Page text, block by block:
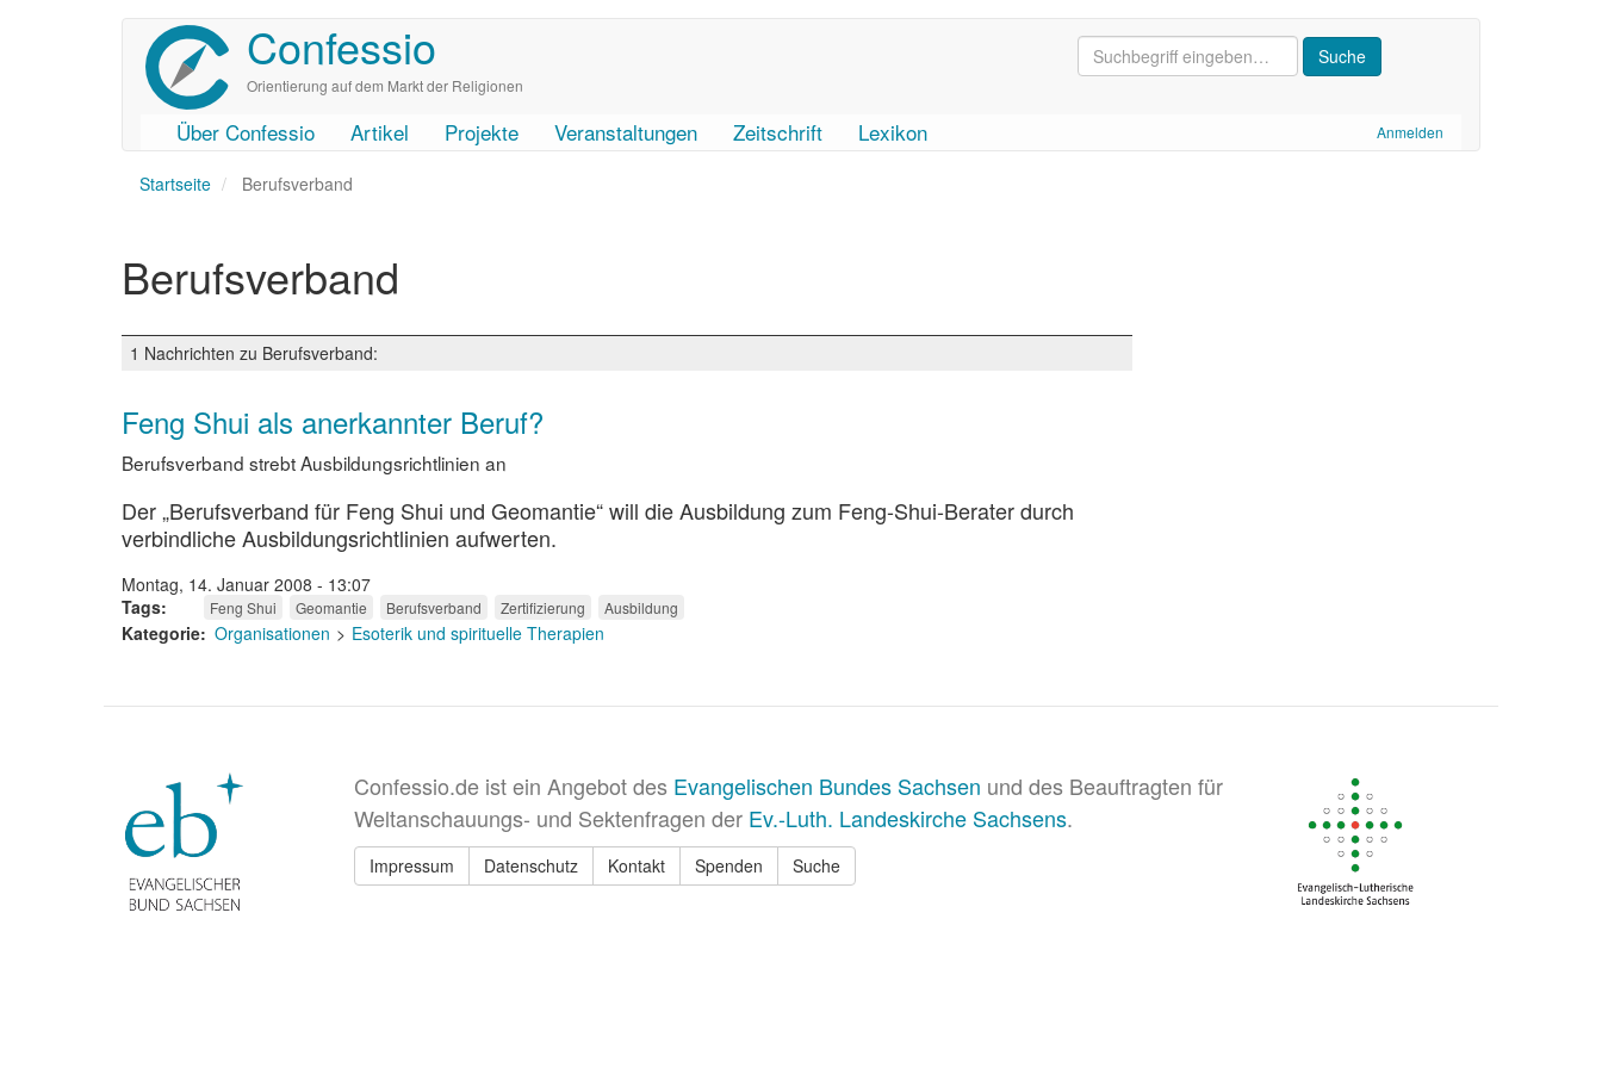
Confessio
Orientierung auf dem Markt der Religionen
User
account
Anmelden
Main
navigation
Über Confessio Artikel Projekte Veranstaltungen Zeitschrift Lexikon
Startseite Berufsverband
Berufsverband
1 Nachrichten zu Berufsverband:
Feng Shui als anerkannter Beruf?
Berufsverband strebt Ausbildungsrichtlinien an
Der „Berufsverband für Feng Shui und Geomantie“ will die Ausbildung zum Feng-Shui-Berater durch
verbindliche Ausbildungsrichtlinien aufwerten.
Montag, 14. Januar 2008 - 13:07
Tags
Feng Shui Geomantie Berufsverband Zertifizierung Ausbildung
Kategorie Organisationen Esoterik und spirituelle Therapien
Confessio.de ist ein Angebot des Evangelischen Bundes Sachsen und des Beauftragten für
Weltanschauungs- und Sektenfragen der Ev.-Luth. Landeskirche Sachsens.
Impressum Datenschutz Kontakt Spenden Suche